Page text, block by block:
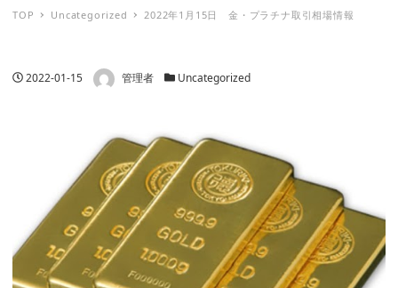
TOP Uncategorized 2022年1月15日 金・プラチナ取引相場情報
投稿日
2022-01-15 著者 管理者 カテゴリー
Uncategorized